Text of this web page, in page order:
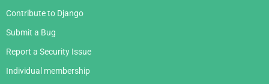
Contribute to Django
Submit a Bug
Report a Security Issue
Individual membership